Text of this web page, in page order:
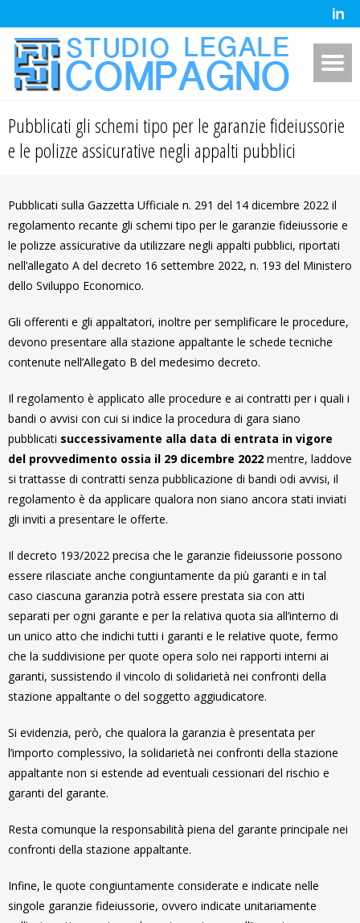
Pubblicati gli schemi tipo per le garanzie fideiussorie
e le polizze assicurative negli appalti pubblici
Pubblicati sulla Gazzetta Ufficiale n. 291 del 14 dicembre 2022 il
regolamento recante gli schemi tipo per le garanzie fideiussorie e
le polizze assicurative da utilizzare negli appalti pubblici, riportati
nell’allegato A del decreto 16 settembre 2022, n. 193 del Ministero
dello Sviluppo Economico.
Gli offerenti e gli appaltatori, inoltre per semplificare le procedure,
devono presentare alla stazione appaltante le schede tecniche
contenute nell’Allegato B del medesimo decreto.
Il regolamento è applicato alle procedure e ai contratti per i quali i
bandi o avvisi con cui si indice la procedura di gara siano
pubblicati successivamente alla data di entrata in vigore
del provvedimento ossia il 29 dicembre 2022 mentre, laddove
si trattasse di contratti senza pubblicazione di bandi odi avvisi, il
regolamento è da applicare qualora non siano ancora stati inviati
gli inviti a presentare le offerte.
Il decreto 193/2022 precisa che le garanzie fideiussorie possono
essere rilasciate anche congiuntamente da più garanti e in tal
caso ciascuna garanzia potrà essere prestata sia con atti
separati per ogni garante e per la relativa quota sia all’interno di
un unico atto che indichi tutti i garanti e le relative quote, fermo
che la suddivisione per quote opera solo nei rapporti interni ai
garanti, sussistendo il vincolo di solidarietà nei confronti della
stazione appaltante o del soggetto aggiudicatore.
Si evidenzia, però, che qualora la garanzia è presentata per
l’importo complessivo, la solidarietà nei confronti della stazione
appaltante non si estende ad eventuali cessionari del rischio e
garanti del garante.
Resta comunque la responsabilità piena del garante principale nei
confronti della stazione appaltante.
Infine, le quote congiuntamente considerate e indicate nelle
singole garanzie fideiussorie, ovvero indicate unitariamente